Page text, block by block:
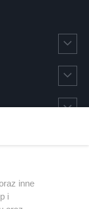
inne
i